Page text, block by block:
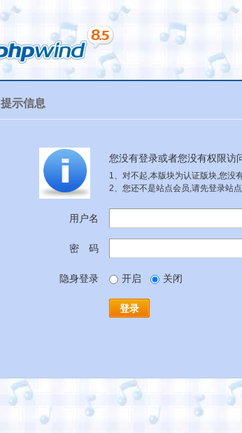
提示信息
您没有登录或者您没有权限访
1、对不起,本版块为认证版块,您没
2、您还不是站点会员,请先登录站点
用户名
密 码
隐身登录 开启 关闭
登录